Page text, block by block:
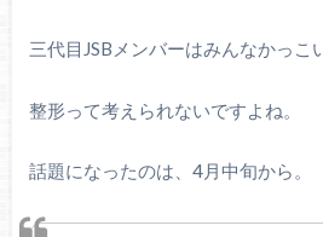
三代目JSBメンバーはみんなかっこ
整形って考えられないですよね。
話題になったのは、4月中旬から。